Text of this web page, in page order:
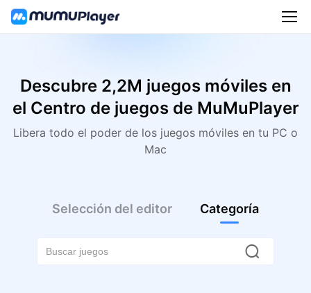
Descubre 2,2M juegos móviles en
el Centro de juegos de MuMuPlayer
Libera todo el poder de los juegos móviles en tu PC o
Mac
Selección del editor Categoría